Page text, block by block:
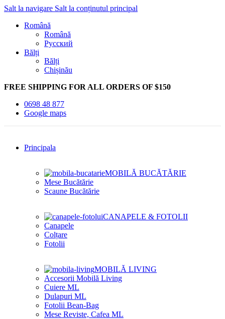
Salt la navigare Salt la conținutul principal
Română
Română
Русский
Bălți
Bălți
Chișinău
FREE SHIPPING FOR ALL ORDERS OF $150
0698 48 877
Google maps
Principala
MOBILĂ BUCĂTĂRIE
Mese Bucătărie
Scaune Bucătărie
CANAPELE & FOTOLII
Canapele
Colțare
Fotolii
MOBILĂ LIVING
Accesorii Mobilă Living
Cuiere ML
Dulapuri ML
Fotolii Bean-Bag
Mese Reviste, Cafea ML